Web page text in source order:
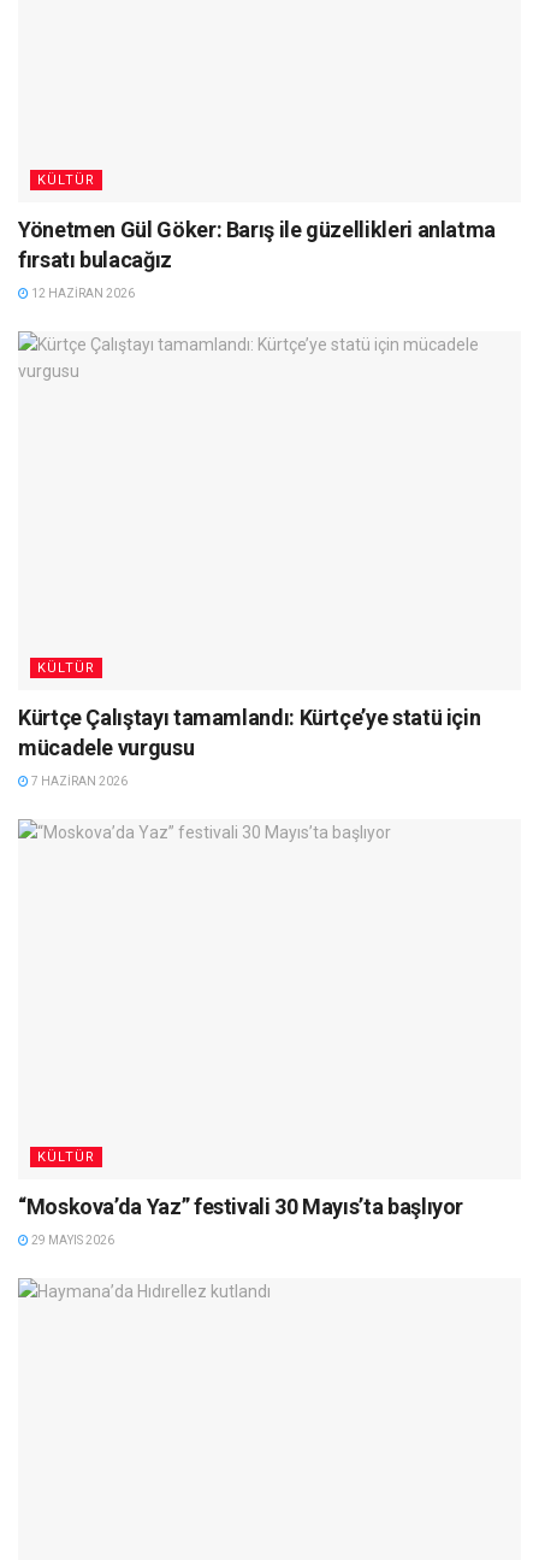
KÜLTÜR
Yönetmen Gül Göker: Barış ile güzellikleri anlatma
fırsatı bulacağız
12 HAZIRAN 2026
KÜLTÜR
Kürtçe Çalıştayı tamamlandı: Kürtçe’ye statü için
mücadele vurgusu
7 HAZIRAN 2026
KÜLTÜR
“Moskova’da Yaz” festivali 30 Mayıs’ta başlıyor
29 MAYIS 2026